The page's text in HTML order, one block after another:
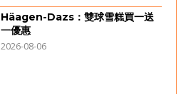
Häagen-Dazs：雙球雪糕買一送
一優惠
2026-08-06